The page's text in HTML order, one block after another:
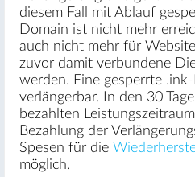
diesem Fall mit Ablauf
Domain ist nicht mehr
auch nicht mehr für
zuvor damit verbundene
werden. Eine gesperrte
verlängerbar. In den 30
bezahlten
Bezahlung der
Spesen für die
möglich.